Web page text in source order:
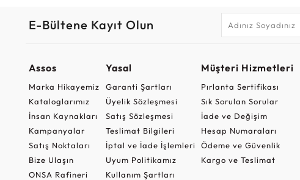
E-Bültene Kayıt Olun
Assos
Marka Hikayemiz
Kataloglarımız
İnsan Kaynakları
Kampanyalar
Satış Noktaları
Bize Ulaşın
ONSA Rafineri
Yasal
Garanti Şartları
Üyelik Sözleşmesi
Satış Sözleşmesi
Teslimat Bilgileri
İptal ve İade İşlemleri
Uyum Politikamız
Kullanım Şartları
Müşteri Hizmetleri
Pırlanta Sertifikası
Sık Sorulan Sorular
İade ve Değişim
Hesap Numaraları
Ödeme ve Güvenlik
Kargo ve Teslimat